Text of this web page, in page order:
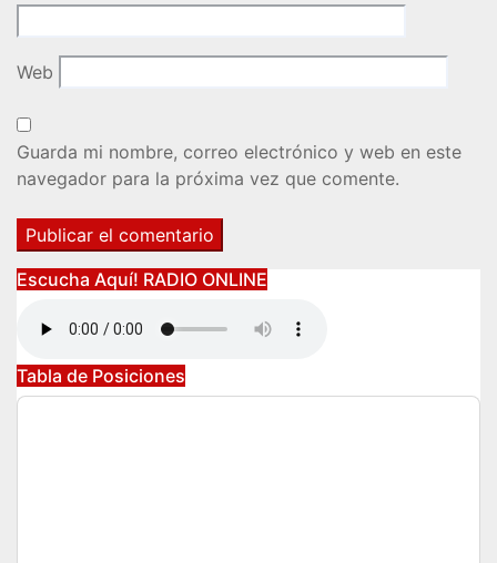
Web
Guarda mi nombre, correo electrónico y web en este
navegador para la próxima vez que comente.
Escucha Aquí! RADIO ONLINE
Tabla de Posiciones